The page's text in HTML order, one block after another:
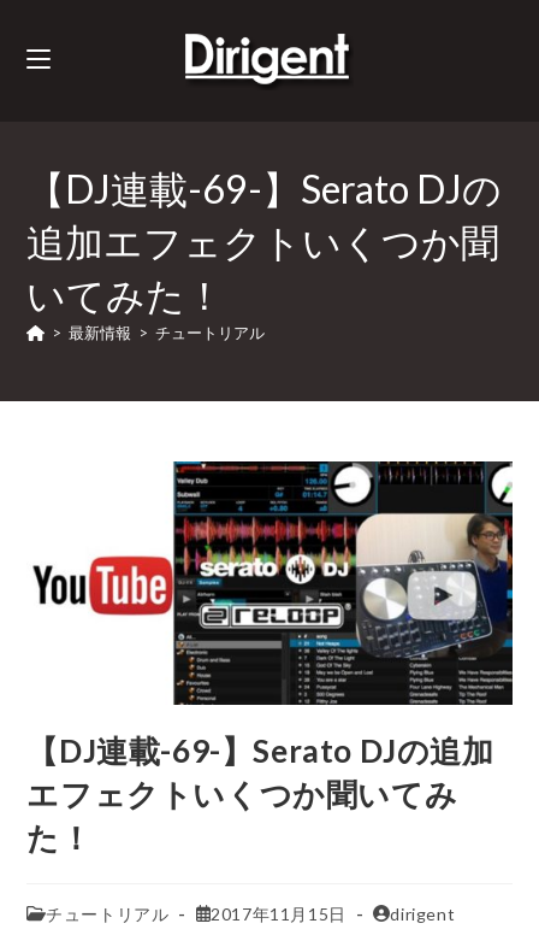
【DJ連載-69-】Serato DJの
追加エフェクトいくつか聞
いてみた！
> 最新情報 > チュートリアル
【DJ連載-69-】Serato DJの追加
エフェクトいくつか聞いてみ
た！
チュートリアル 2017年11月15日 dirigent